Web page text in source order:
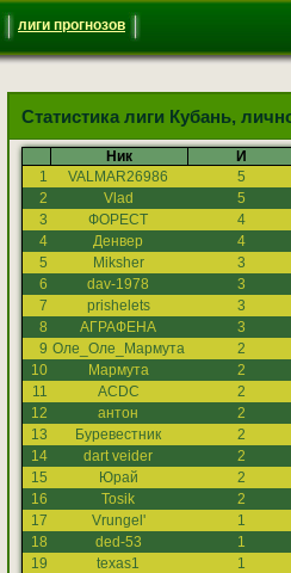
лиги прогнозов
Статистика лиги Кубань,
Ник
И
1
VALMAR26986
5
2
Vlad
5
3
ФОРЕСТ
4
4
Денвер
4
5
Miksher
3
6
dav-1978
3
7
prishelets
3
8
АГРАФЕНА
3
9 Оле_Оле_Мармута
2
10
Мармута
2
11
ACDC
2
12
антон
2
13
Буревестник
2
14
dart veider
2
15
Юрай
2
16
Tosik
2
17
Vrungel'
1
18
ded-53
1
19
texas1
1